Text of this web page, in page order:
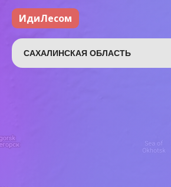
ИдиЛесом
САХАЛИНСКАЯ ОБЛАСТЬ